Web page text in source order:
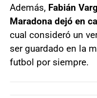
Además, Fabián
Maradona dejó en
cual consideró un
ser guardado en la
futbol por siempre.